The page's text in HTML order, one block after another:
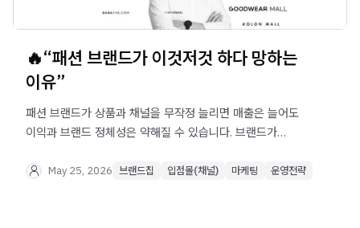
🔥“패션 브랜드가 이것저것 하다 망하는
이유”
패션 브랜드가 상품과 채널을 무작정 늘리면 매출은 늘어도
이익과 브랜드 정체성은 약해질 수 있습니다. 브랜드가
정하고 지속 가능한 성장 구조를 만드는 방법을
May 25, 2026 브랜드집 입점몰(채널) 마케팅 운영전략